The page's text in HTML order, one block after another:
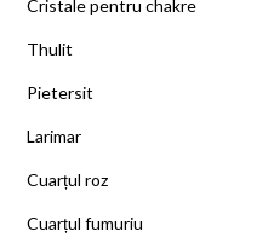
Cristale pentru chakre
Thulit
Pietersit
Larimar
Cuarțul roz
Cuarțul fumuriu